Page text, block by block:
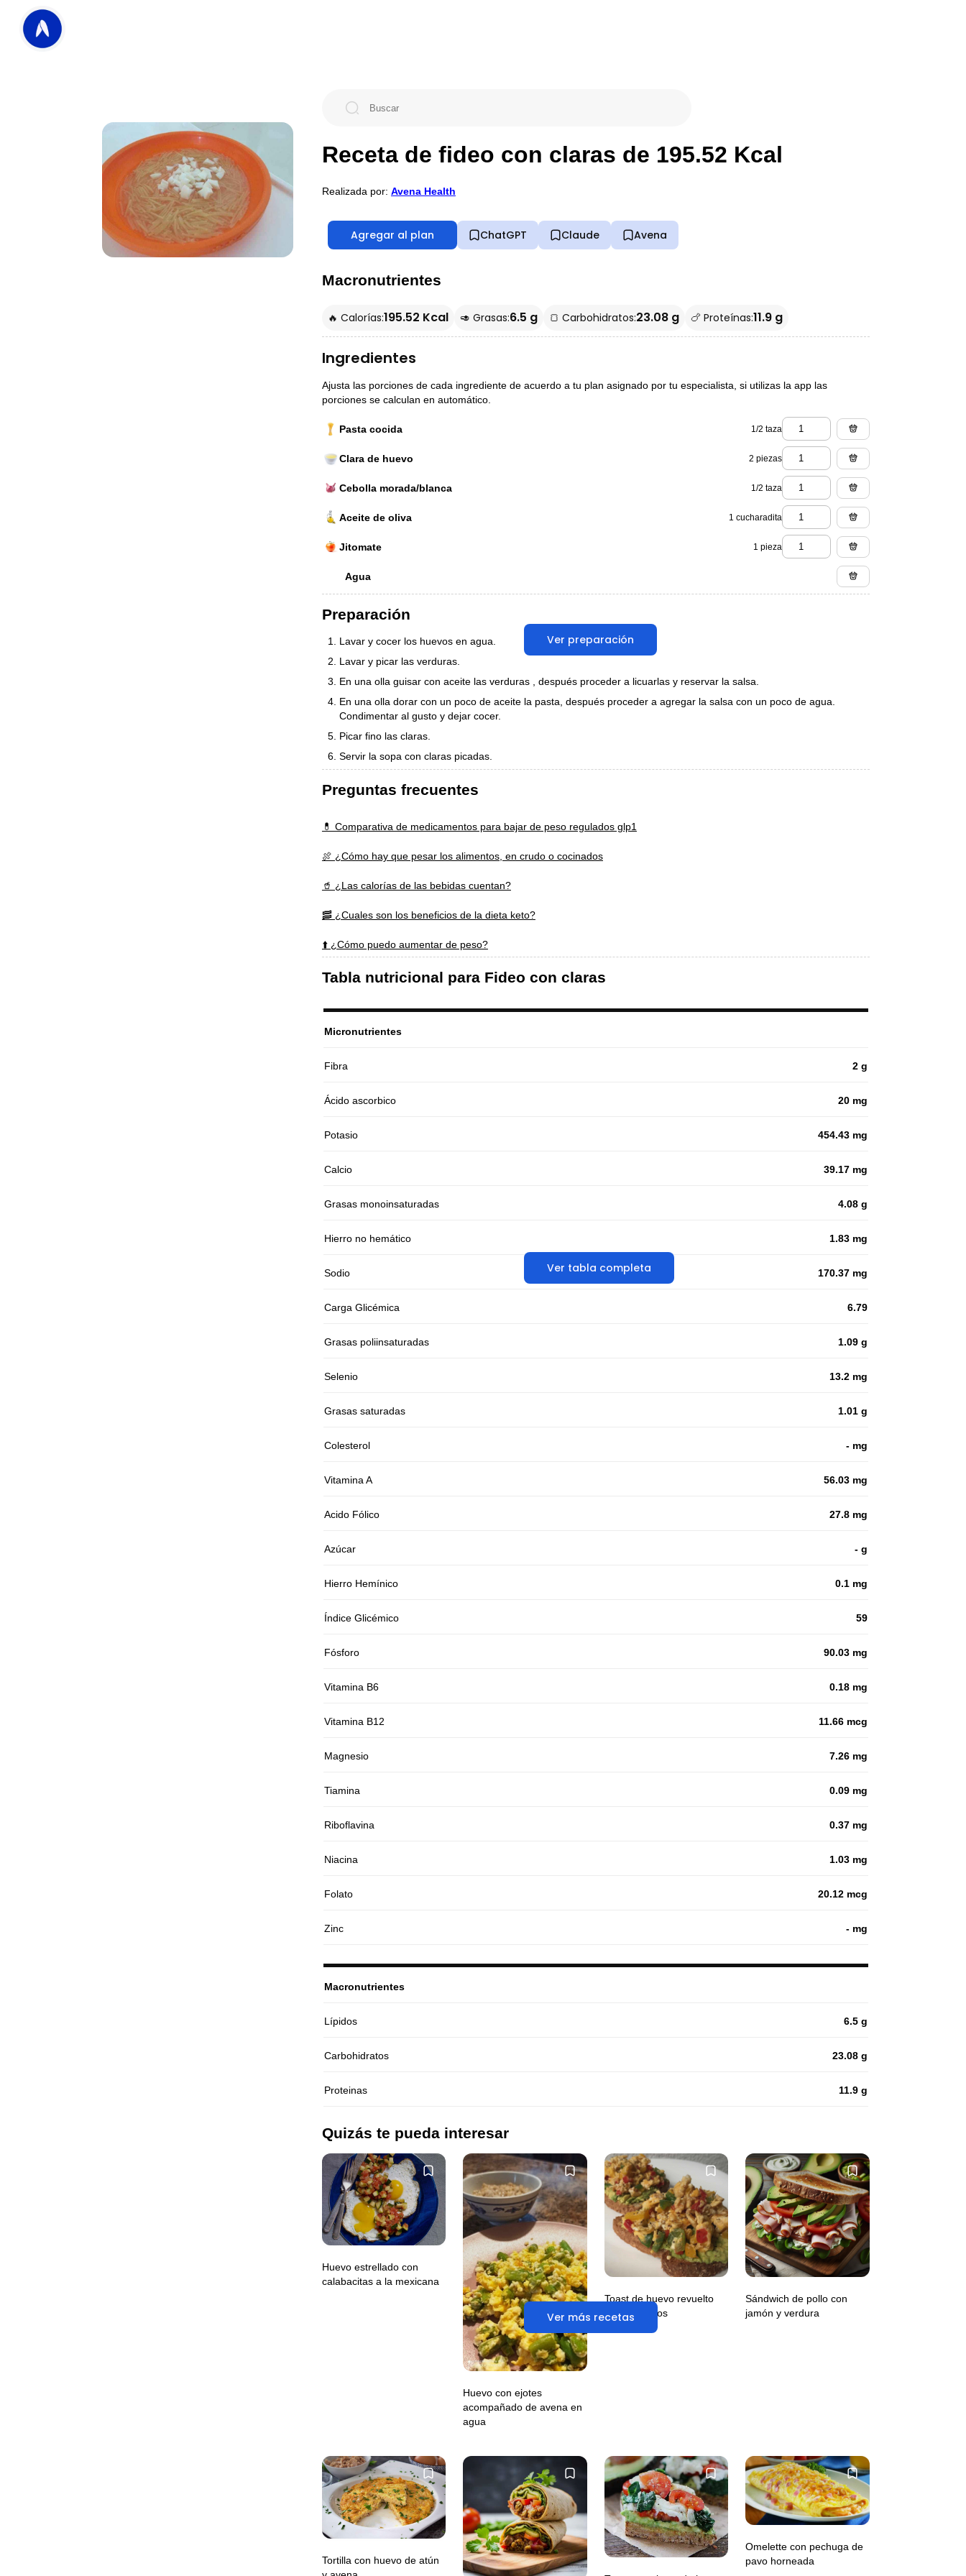
Receta de fideo con claras de 195.52 Kcal
Realizada por: Avena Health
Agregar al plan ChatGPT Claude Avena
Macronutrientes
🔥 Calorías:195.52 Kcal 🥑 Grasas:6.5 g 🍞 Carbohidratos:23.08 g 🍗 Proteínas:11.9 g
Ingredientes
Ajusta las porciones de cada ingrediente de acuerdo a tu plan asignado por tu especialista, si utilizas la app las
porciones se calculan en automático.
Pasta cocida 1/2 taza
Clara de huevo 2 piezas
Cebolla morada/blanca 1/2 taza
Aceite de oliva 1 cucharadita
Jitomate 1 pieza
Agua
Ver preparación
Preparación
Lavar y cocer los huevos en agua.
Lavar y picar las verduras.
En una olla guisar con aceite las verduras , después proceder a licuarlas y reservar la salsa.
En una olla dorar con un poco de aceite la pasta, después proceder a agregar la salsa con un poco de agua.
Condimentar al gusto y dejar cocer.
Picar fino las claras.
Servir la sopa con claras picadas.
Preguntas frecuentes
💊 Comparativa de medicamentos para bajar de peso regulados glp1
🍖 ¿Cómo hay que pesar los alimentos, en crudo o cocinados
🥤 ¿Las calorías de las bebidas cuentan?
🥓 ¿Cuales son los beneficios de la dieta keto?
⬆️ ¿Cómo puedo aumentar de peso?
Tabla nutricional para Fideo con claras
Ver tabla completa
Micronutrientes
Fibra 2 g
Ácido ascorbico 20 mg
Potasio 454.43 mg
Calcio 39.17 mg
Grasas monoinsaturadas 4.08 g
Hierro no hemático 1.83 mg
Sodio 170.37 mg
Carga Glicémica 6.79
Grasas poliinsaturadas 1.09 g
Selenio 13.2 mg
Grasas saturadas 1.01 g
Colesterol - mg
Vitamina A 56.03 mg
Acido Fólico 27.8 mg
Azúcar - g
Hierro Hemínico 0.1 mg
Índice Glicémico 59
Fósforo 90.03 mg
Vitamina B6 0.18 mg
Vitamina B12 11.66 mcg
Magnesio 7.26 mg
Tiamina 0.09 mg
Riboflavina 0.37 mg
Niacina 1.03 mg
Folato 20.12 mcg
Zinc - mg
Macronutrientes
Lípidos 6.5 g
Carbohidratos 23.08 g
Proteinas 11.9 g
Quizás te pueda interesar
Ver más recetas
Huevo estrellado con
calabacitas a la mexicana
Huevo con ejotes
acompañado de avena en
agua
Toast de huevo revuelto
con pimientos
Sándwich de pollo con
jamón y verdura
Tortilla con huevo de atún
Omelette con pechuga de
pavo horneada